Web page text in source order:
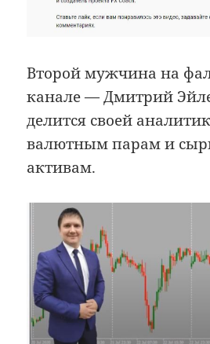
Второй мужчина на
канале — Дмитрий
делится своей
валютным парам и
активам.